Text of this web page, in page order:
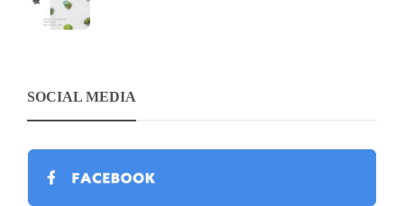
SOCIAL MEDIA